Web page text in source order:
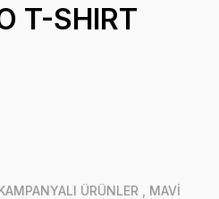
T-SHIRT
ÜRÜNLER
MAVİ